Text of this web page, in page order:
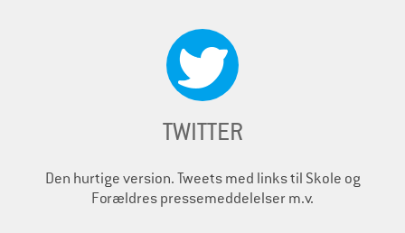
TWITTER
Den hurtige version. Tweets med links til Skole og
Forældres pressemeddelelser m.v.